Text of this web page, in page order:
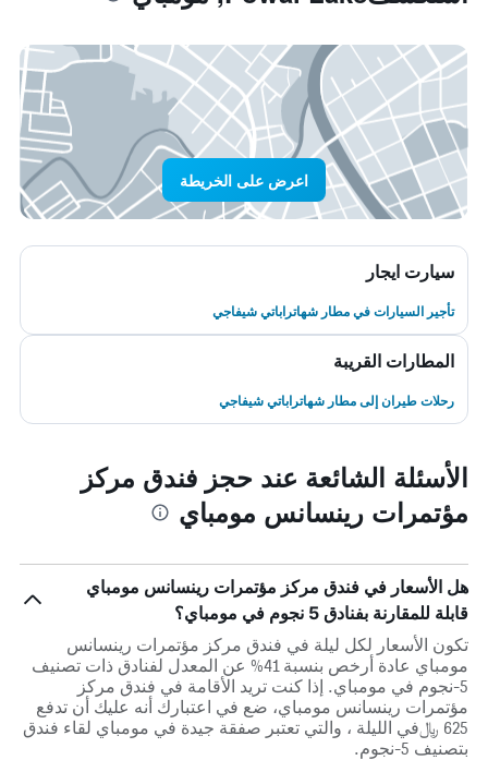
اعرض على الخريطة
سيارت ايجار
تأجير السيارات في مطار شهاتراباتي شيفاجي
المطارات القريبة
رحلات طيران إلى مطار شهاتراباتي شيفاجي
الأسئلة الشائعة عند حجز فندق مركز
مؤتمرات رينسانس مومباي
هل الأسعار في فندق مركز مؤتمرات رينسانس مومباي
قابلة للمقارنة بفنادق 5 نجوم في مومباي؟
تكون الأسعار لكل ليلة في فندق مركز مؤتمرات رينسانس
مومباي عادة أرخص بنسبة 41% عن المعدل لفنادق ذات تصنيف
5-نجوم في مومباي. إذا كنت تريد الأقامة في فندق مركز
مؤتمرات رينسانس مومباي، ضع في اعتبارك أنه عليك أن تدفع
625 ﷼في الليلة ، والتي تعتبر صفقة جيدة في مومباي لقاء فندق
بتصنيف 5-نجوم.